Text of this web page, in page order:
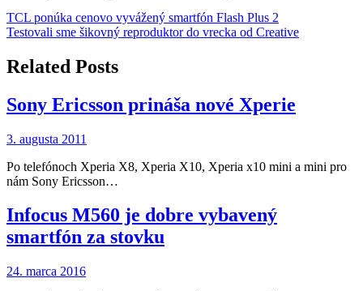
Navigácia
v
článku
TCL ponúka cenovo vyvážený smartfón Flash Plus 2
Testovali sme šikovný reproduktor do vrecka od Creative
Related Posts
Sony Ericsson prináša nové Xperie
3. augusta 2011
Po telefónoch Xperia X8, Xperia X10, Xperia x10 mini a mini pro
nám Sony Ericsson…
Infocus M560 je dobre vybavený
smartfón za stovku
24. marca 2016